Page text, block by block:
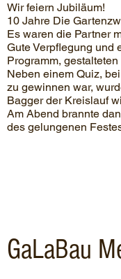
Wir feiern Jubiläum!
10 Jahre Die
Es waren die Partner
Gute Verpflegung und
Programm,
Neben einem Quiz,
zu gewinnen war,
Bagger der Kreislauf
Am Abend brannte
des gelungenen
GaLaBau